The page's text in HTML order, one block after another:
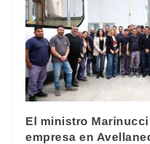
El ministro
empresa en